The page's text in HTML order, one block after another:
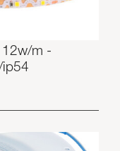
12w/m -